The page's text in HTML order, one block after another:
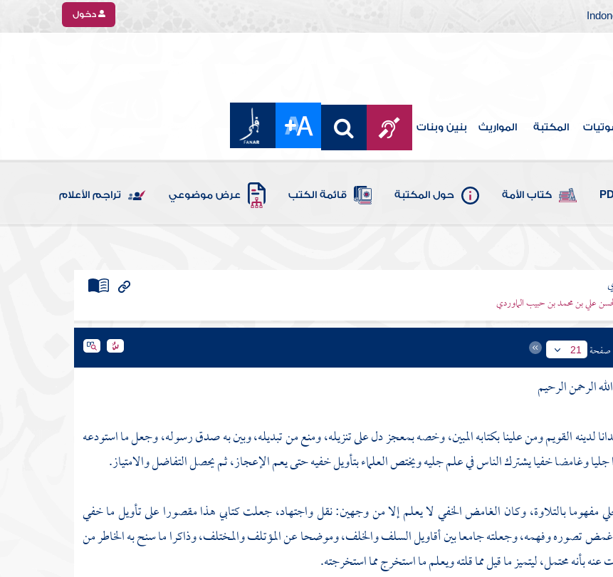
دخول
المكتبة المواريث بنين وبنات
كتاب الأمة حول المكتبة قائمة الكتب عرض موضوعي تراجم الأعلام
علي بن محمد بن حبيب الماوردي
صفحة 21
الرحمن الرحيم
لدينه القويم ومن علينا بكتابه المبين، وخصه بمعجز دل على تنزيله، ومنع من تبديله، وبين به صدق رسوله، وجعل ما استودعه
وغامضا خفيا يشترك الناس في علم جليه ويختص العلماء بتأويل خفيه حتى يعم الإعجاز، ثم يحصل التفاضل والامتياز.
مفهوما بالتلاوة، وكان الغامض الخفي لا يعلم إلا من وجهين: نقل واجتهاد، جعلت كتابي هذا مقصورا على تأويل ما خفي
تصوره وفهمه، وجعلته جامعا بين أقاويل السلف والخلف، وموضحا عن المؤتلف والمختلف، وذاكرا ما سنح به الخاطر من
بأنه محتمل، ليتميز ما قيل مما قلته ويعلم ما استخرج مما استخرجته.